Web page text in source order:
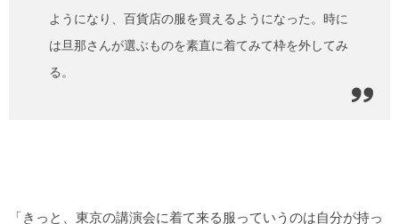
ようになり、百貨店の服を買えるようになった。時に
は旦那さんが選ぶものを素直に着てみて枠を外してみ
る。
「きっと、東京の講演会に着て来る服っていうのは自分が持っ